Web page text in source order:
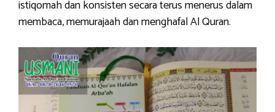
istiqomah dan konsisten secara terus menerus dalam
membaca, memurajaah dan menghafal Al Quran.